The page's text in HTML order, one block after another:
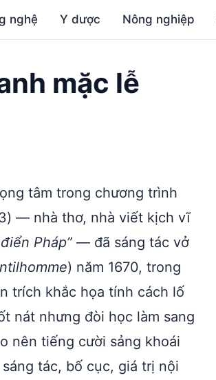
nghệ Y dược Nông nghiệp
mặc lễ
tâm trong chương trình
— nhà thơ, nhà viết kịch vĩ
Pháp” — đã sáng tác vở
) năm 1670, trong
trích khắc họa tính cách lố
nát nhưng đòi học làm sang
nên tiếng cười sảng khoái
tác, bố cục, giá trị nội